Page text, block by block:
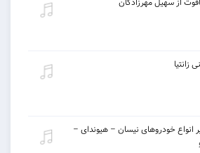
انواع خودروهای نیسان – هیوندای –